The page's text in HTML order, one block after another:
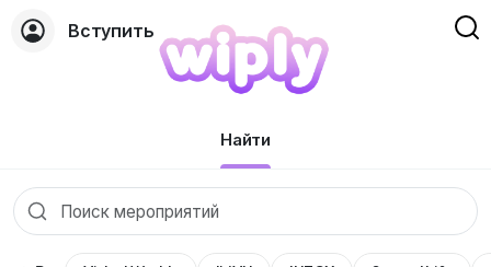
Вступить
Мероприятия
Найти